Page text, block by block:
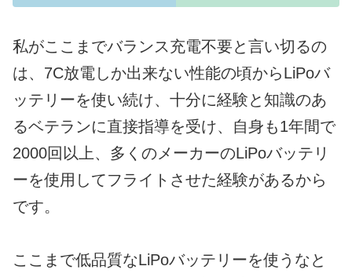
私がここまでバランス充電不要と言い切るの
は、7C放電しか出来ない性能の頃からLiPoバ
ッテリーを使い続け、十分に経験と知識のあ
るベテランに直接指導を受け、自身も1年間で
2000回以上、多くのメーカーのLiPoバッテリ
ーを使用してフライトさせた経験があるから
です。
ここまで低品質なLiPoバッテリーを使うなと